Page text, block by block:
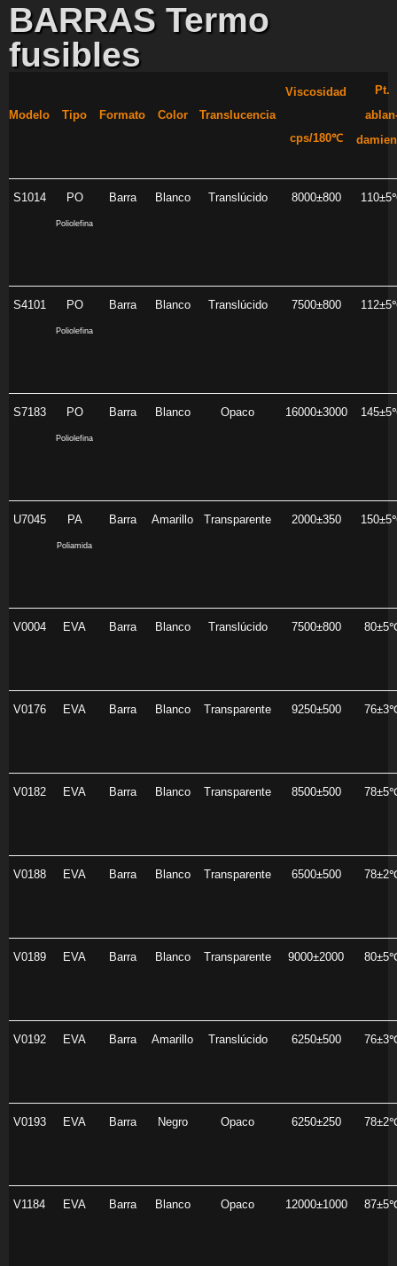
BARRAS Termo
fusibles
Modelo Tipo Formato Color Translucencia
Viscosidad
cps/180℃
Pt.
S1014 PO
Poliolefina
Barra Blanco Translúcido 8000±800
S4101 PO
Poliolefina
Barra Blanco Translúcido 7500±800
S7183 PO
Poliolefina
Barra Blanco Opaco 16000±3000
U7045 PA
Poliamida
Barra Amarillo Transparente 2000±350
V0004 EVA Barra Blanco Translúcido 7500±800
V0176 EVA Barra Blanco Transparente 9250±500
V0182 EVA Barra Blanco Transparente 8500±500
V0188 EVA Barra Blanco Transparente 6500±500
V0189 EVA Barra Blanco Transparente 9000±2000
V0192 EVA Barra Amarillo Translúcido 6250±500
V0193 EVA Barra Negro Opaco 6250±250
V1184 EVA Barra Blanco Opaco 12000±1000